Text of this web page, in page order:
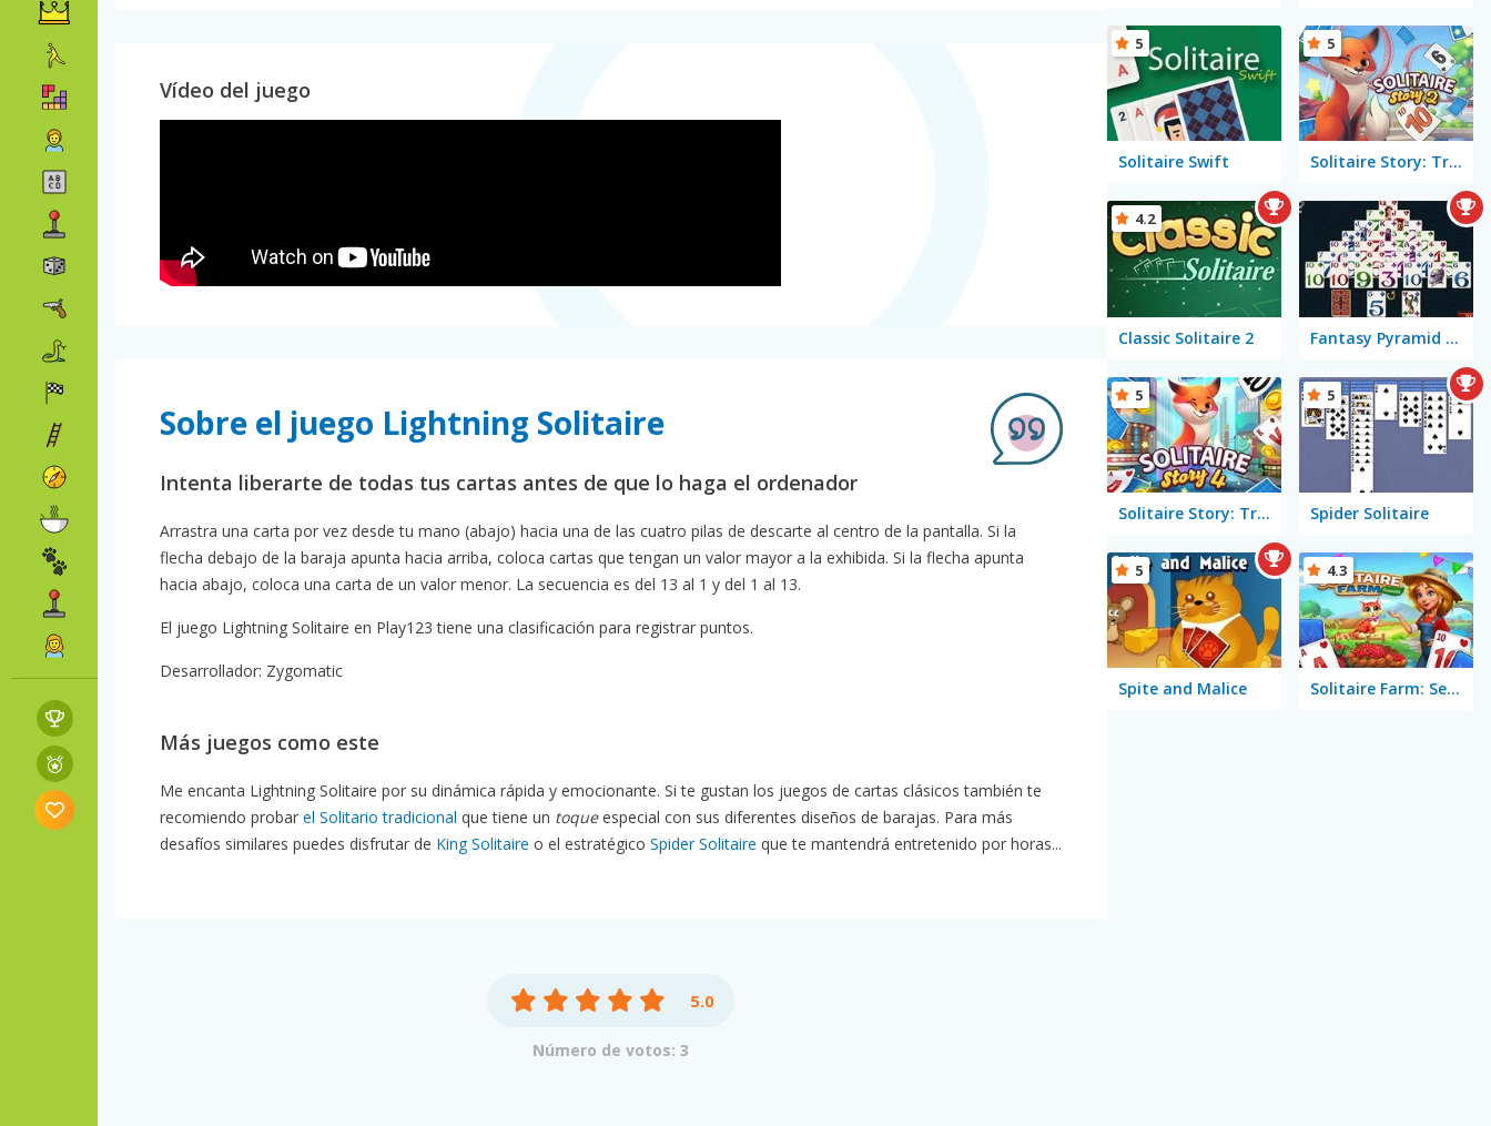
Vídeo del juego
Sobre el juego Lightning Solitaire
Intenta liberarte de todas tus cartas antes de que lo haga el ordenador
Arrastra una carta por vez desde tu mano (abajo) hacia una de las cuatro pilas de descarte al centro de la pantalla. Si la
flecha debajo de la baraja apunta hacia arriba, coloca cartas que tengan un valor mayor a la exhibida. Si la flecha apunta
hacia abajo, coloca una carta de un valor menor. La secuencia es del 13 al 1 y del 1 al 13.
El juego Lightning Solitaire en Play123 tiene una clasificación para registrar puntos.
Desarrollador: Zygomatic
Más juegos como este
Me encanta Lightning Solitaire por su dinámica rápida y emocionante. Si te gustan los juegos de cartas clásicos también te
recomiendo probar el Solitario tradicional que tiene un toqueespecial con sus diferentes diseños de barajas. Para más
desafíos similares puedes disfrutar de King Solitaire o el estratégico Spider Solitaire que te mantendrá entretenido por horas...
5.0
Número de votos: 3
Solitaire Swift
5
Solitaire Story: TriPeaks 2
5
Classic Solitaire 2
4.2
Fantasy Pyramid Solitaire
Solitaire Story: TriPeaks 4
5
Spider Solitaire
5
Spite and Malice
5
Solitaire Farm: Seasons
4.3